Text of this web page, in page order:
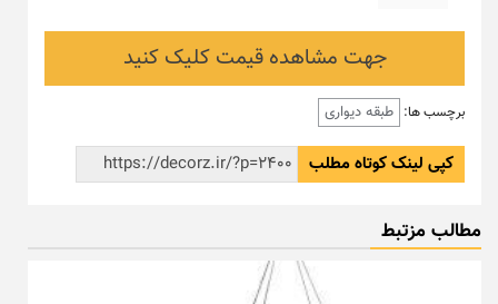
جهت مشاهده قیمت کلیک کنید
برچسب ها: طبقه دیواری
کپی لینک کوتاه مطلب
مطالب مزتبط